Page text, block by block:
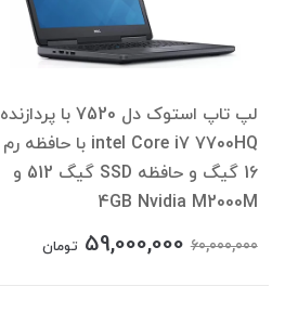
لپ تاپ استوک دل 7520 با پردازنده
intel Core i7 7700HQ با حافظه رم
16 گیگ و حافظه SSD گیگ 512 و
4GB Nvidia M2000M
60,000,000
59,000,000 تومان